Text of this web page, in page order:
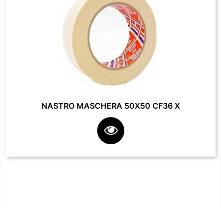
NASTRO MASCHERA 50X50 CF36 X